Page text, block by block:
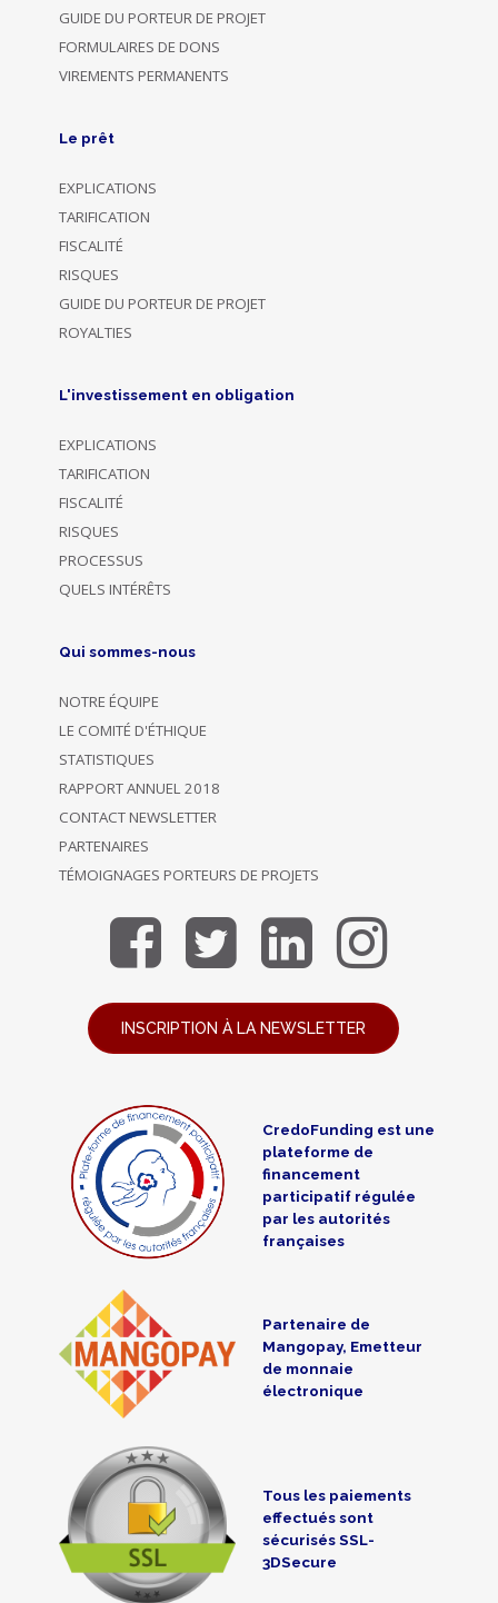
GUIDE DU PORTEUR DE PROJET
FORMULAIRES DE DONS
VIREMENTS PERMANENTS
Le prêt
EXPLICATIONS
TARIFICATION
FISCALITÉ
RISQUES
GUIDE DU PORTEUR DE PROJET
ROYALTIES
L'investissement en obligation
EXPLICATIONS
TARIFICATION
FISCALITÉ
RISQUES
PROCESSUS
QUELS INTÉRÊTS
Qui sommes-nous
NOTRE ÉQUIPE
LE COMITÉ D'ÉTHIQUE
STATISTIQUES
RAPPORT ANNUEL 2018
CONTACT NEWSLETTER
PARTENAIRES
TÉMOIGNAGES PORTEURS DE PROJETS
INSCRIPTION À LA NEWSLETTER
CredoFunding est une
plateforme de
financement
participatif régulée
par les autorités
françaises
Partenaire de
Mangopay, Emetteur
de monnaie
électronique
Tous les paiements
effectués sont
sécurisés SSL-
3DSecure